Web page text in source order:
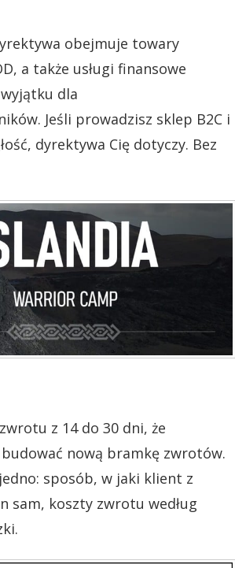
obejmuje towary
a także usługi finansowe
dla
Jeśli prowadzisz sklep B2C i
dyrektywa Cię dotyczy. Bez
z 14 do 30 dni, że
nową bramkę zwrotów.
sposób, w jaki klient z
sam, koszty zwrotu według